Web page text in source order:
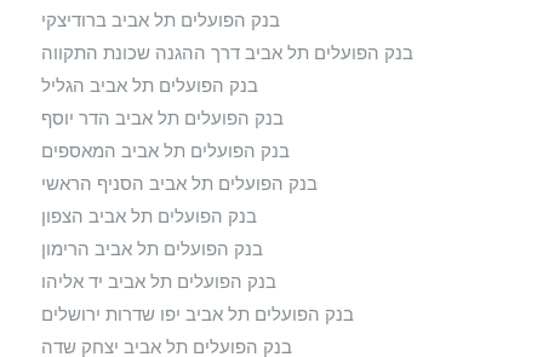
בנק הפועלים תל אביב ברודיצקי
בנק הפועלים תל אביב דרך ההגנה שכונת התקווה
בנק הפועלים תל אביב הגליל
בנק הפועלים תל אביב הדר יוסף
בנק הפועלים תל אביב המאספים
בנק הפועלים תל אביב הסניף הראשי
בנק הפועלים תל אביב הצפון
בנק הפועלים תל אביב הרימון
בנק הפועלים תל אביב יד אליהו
בנק הפועלים תל אביב יפו שדרות ירושלים
בנק הפועלים תל אביב יצחק שדה